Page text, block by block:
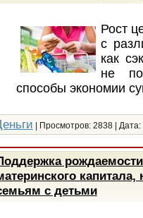
Рост
с
как
не
способы экономии
| Просмотров: 2838 | Дата:
с детьми